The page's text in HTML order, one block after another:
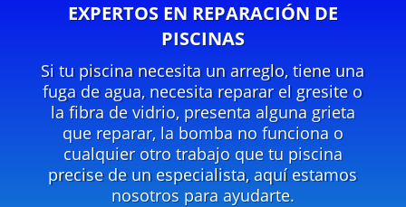
EXPERTOS EN REPARACIÓN DE
PISCINAS
Si tu piscina necesita un arreglo, tiene una
fuga de agua, necesita reparar el gresite o
la fibra de vidrio, presenta alguna grieta
que reparar, la bomba no funciona o
cualquier otro trabajo que tu piscina
precise de un especialista, aquí estamos
nosotros para ayudarte.